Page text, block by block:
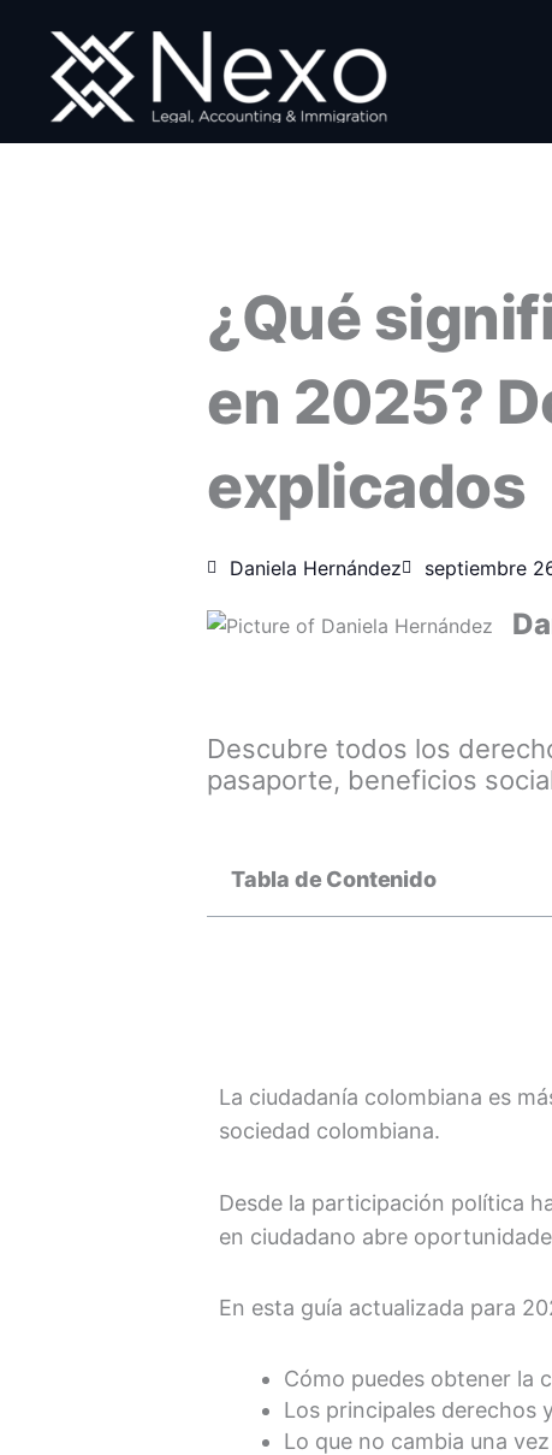
contenido
¿Qué
en 2025?
explicados
Daniela Hernández septiembre
Descubre todos los
pasaporte, beneficios
Tabla de Contenido
La ciudadanía colombiana es
sociedad colombiana.
Desde la participación política
en ciudadano abre
En esta guía actualizada para
Cómo puedes obtener la
Los principales derechos
Lo que no cambia una